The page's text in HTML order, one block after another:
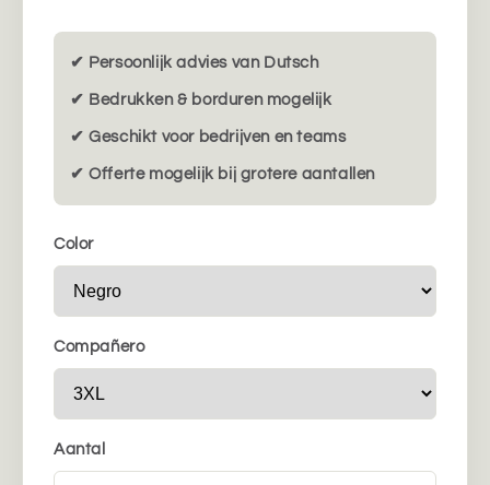
✔ Persoonlijk advies van Dutsch
✔ Bedrukken & borduren mogelijk
✔ Geschikt voor bedrijven en teams
✔ Offerte mogelijk bij grotere aantallen
Color
Compañero
Aantal